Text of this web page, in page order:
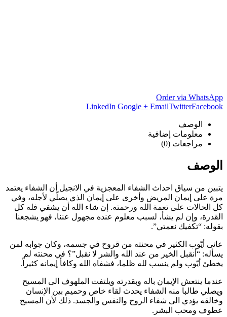
Order via WhatsApp
Facebook
Twitter
LinkedIn Google + Email
الوصف
معلومات إضافية
مراجعات (0)
الوصف
يتبين من سياق احداث الشفاء المعجزية في الانجيل أن الشفاء يعتمد
مرة على إيمان المريض وأخرى على إيمان الذي يصلّي لأجله، وفي
كل الحالات على تعمة الله ورحمته. إن شاء الله أن يشفي فله كل
القدرة، وإن لم يشأ، لسبب معلوم عنده مجهول عننا، فهو يشجعنا
بقوله: “تكفيك نعمتي”.
عانى أيّوب الكثير في محنته من قروح في جسمه، وكان جوابه لمن
يسأله: “أنقبل الخير من عند الله والشر لا نقبل”؟ في محنته لم
يخطئ أيّوب ولم ينسب لله ظلما، فشفاه الله وكافأ إيمانه كثيراً.
عندما ينتعش الإيمان باله وبقدرته ويلتفت الملهوف الى المسيح
ويصلي طالبا منه الشفاء يحدث لقاء خاص وحميم بين الإنسان
وخالقه يؤدي الى شفاء الروح والنفس والجسد. ذلك لأن المسيح
عطوف ومحب البشر.